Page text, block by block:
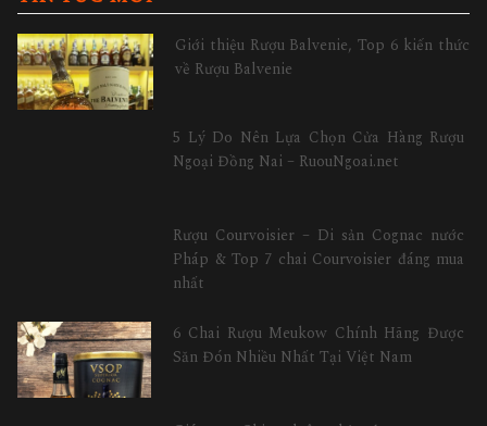
Giới thiệu Rượu Balvenie, Top 6 kiến thức
về Rượu Balvenie
5 Lý Do Nên Lựa Chọn Cửa Hàng Rượu
Ngoại Đồng Nai – RuouNgoai.net
Rượu Courvoisier – Di sản Cognac nước
Pháp & Top 7 chai Courvoisier đáng mua
nhất
6 Chai Rượu Meukow Chính Hãng Được
Săn Đón Nhiều Nhất Tại Việt Nam